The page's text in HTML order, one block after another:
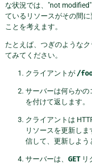
な状況では、"not
ているリソースがその間
ことを考えます。
たとえば、つぎのような
てみてください。
クライアントが /
サーバーは何らかの
を付けて返します。
クライアントは
リソースを更新しま
信して、更新しよう
サーバーは、 GET リ